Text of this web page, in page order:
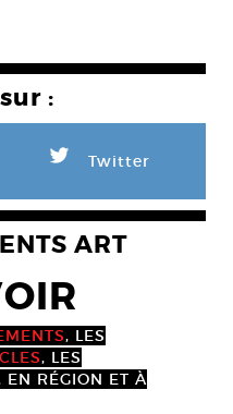
:
L Twitter
ART
, LES
, LES
EN RÉGION ET À